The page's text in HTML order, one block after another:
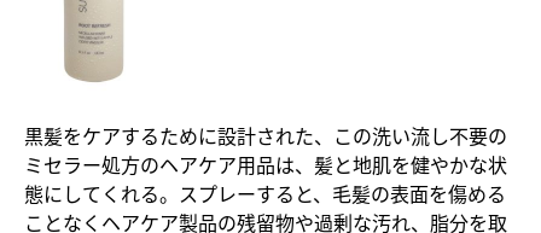
黒髪をケアするために設計された、この洗い流し不要の
ミセラー処方のヘアケア用品は、髪と地肌を健やかな状
態にしてくれる。スプレーすると、毛髪の表面を傷める
ことなくヘアケア製品の残留物や過剰な汚れ、脂分を取